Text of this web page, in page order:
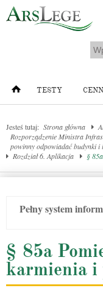
TESTY
Jesteś tutaj: Strona główna
Rozporządzenie Ministra
powinny odpowiadać budynki i
Rozdział 6. Aplikacja
§
Pełny system
§ 85a
karmienia i